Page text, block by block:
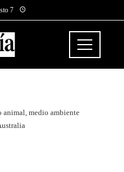
7
animal, medio ambiente